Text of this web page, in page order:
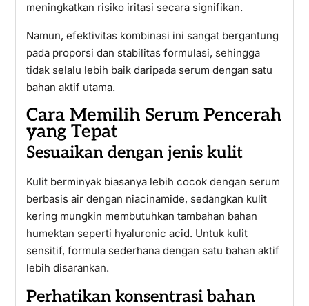
meningkatkan risiko iritasi secara signifikan.
Namun, efektivitas kombinasi ini sangat bergantung
pada proporsi dan stabilitas formulasi, sehingga
tidak selalu lebih baik daripada serum dengan satu
bahan aktif utama.
Cara Memilih Serum Pencerah
yang Tepat
Sesuaikan dengan jenis kulit
Kulit berminyak biasanya lebih cocok dengan serum
berbasis air dengan niacinamide, sedangkan kulit
kering mungkin membutuhkan tambahan bahan
humektan seperti hyaluronic acid. Untuk kulit
sensitif, formula sederhana dengan satu bahan aktif
lebih disarankan.
Perhatikan konsentrasi bahan